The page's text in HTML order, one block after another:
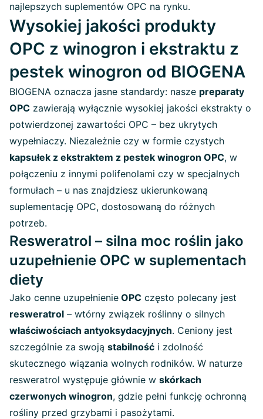
najlepszych suplementów OPC na rynku.
Wysokiej jakości produkty
OPC z winogron i ekstraktu z
pestek winogron od BIOGENA
BIOGENA oznacza jasne standardy: nasze preparaty
OPC zawierają wyłącznie wysokiej jakości ekstrakty o
potwierdzonej zawartości OPC – bez ukrytych
wypełniaczy. Niezależnie czy w formie czystych
kapsułek z ekstraktem z pestek winogron OPC, w
połączeniu z innymi polifenolami czy w specjalnych
formułach – u nas znajdziesz ukierunkowaną
suplementację OPC, dostosowaną do różnych
potrzeb.
Resweratrol – silna moc roślin jako
uzupełnienie OPC w suplementach
diety
Jako cenne uzupełnienie OPC często polecany jest
resweratrol – wtórny związek roślinny o silnych
właściwościach antyoksydacyjnych. Ceniony jest
szczególnie za swoją stabilność i zdolność
skutecznego wiązania wolnych rodników. W naturze
resweratrol występuje głównie w skórkach
czerwonych winogron, gdzie pełni funkcję ochronną
rośliny przed grzybami i pasożytami.